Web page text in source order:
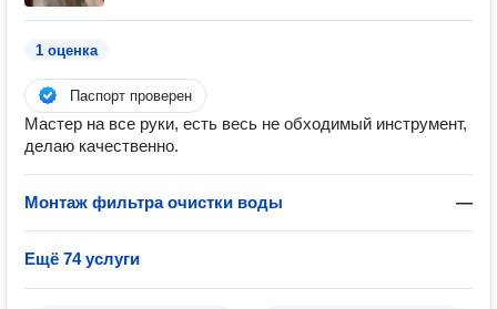
1 оценка
Паспорт проверен
Мастер на все руки, есть весь не обходимый инструмент,
делаю качественно.
Монтаж фильтра очистки воды —
Ещё 74 услуги